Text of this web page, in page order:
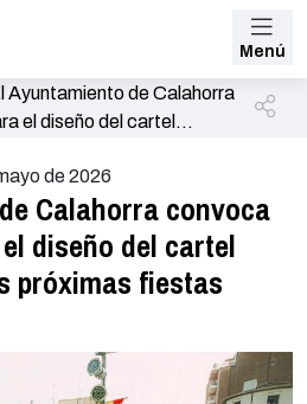
Menú
Ayuntamiento de Calahorra
el diseño del cartel
de 2026
Calahorra convoca
diseño del cartel
próximas fiestas